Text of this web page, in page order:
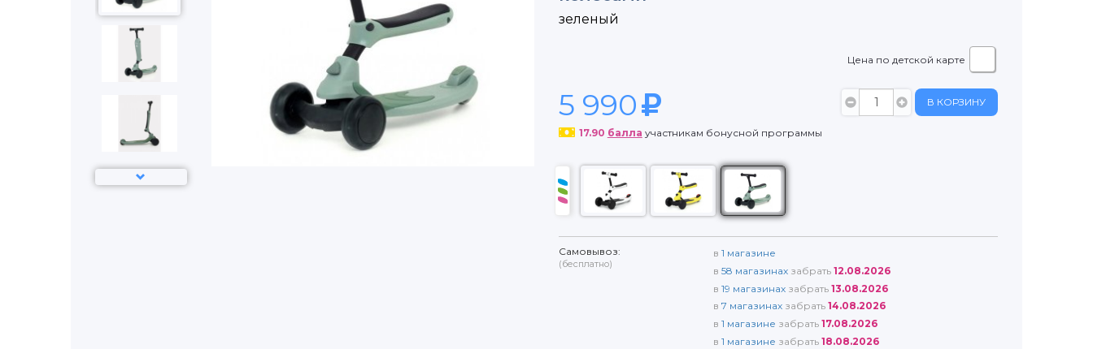
зеленый
Цена по детской карте
5 990 В КОРЗИНУ
17.90 балла участникам бонусной программы
Самовывоз:
(бесплатно)
в 1 магазине
в 58 магазинах забрать 12.08.2026
в 19 магазинах забрать 13.08.2026
в 7 магазинах забрать 14.08.2026
в 1 магазине забрать 17.08.2026
в 1 магазине забрать 18.08.2026